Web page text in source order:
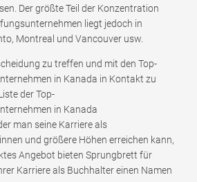
Der größte Teil der Konzentration
liegt jedoch in
Montreal und Vancouver usw.
zu treffen und mit den Top-
in Kanada in Kontakt zu
der Top-
in Kanada
man seine Karriere als
und größere Höhen erreichen kann,
Angebot bieten Sprungbrett für
Karriere als Buchhalter einen Namen